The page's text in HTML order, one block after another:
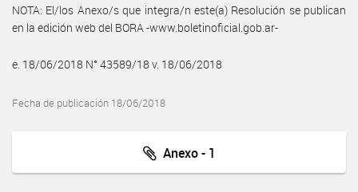
NOTA: El/los Anexo/s que integra/n este(a) Resolución se publican
en la edición web del BORA -www.boletinoficial.gob.ar-
e. 18/06/2018 N° 43589/18 v. 18/06/2018
Fecha de publicación 18/06/2018
Anexo - 1